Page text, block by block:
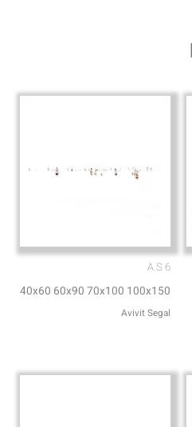
e
A.S 6
40x60 60x90 70x100 100x150
Avivit Segal